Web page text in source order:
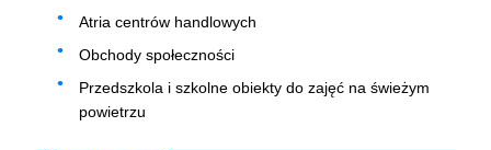
Atria centrów handlowych
Obchody społeczności
Przedszkola i szkolne obiekty do zajęć na świeżym
powietrzu